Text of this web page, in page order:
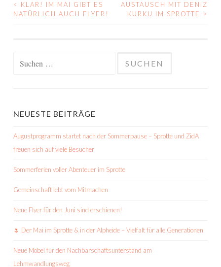
BEITRAGS-
<
KLAR! IM MAI GIBT ES
NATÜRLICH AUCH FLYER!
AUSTAUSCH MIT DENIZ
KURKU IM SPROTTE
>
NEUESTE BEITRÄGE
Augustprogramm startet nach der Sommerpause – Sprotte und ZidA
freuen sich auf viele Besucher
Sommerferien voller Abenteuer im Sprotte
Gemeinschaft lebt vom Mitmachen
Neue Flyer für den Juni sind erschienen!
🌷 Der Mai im Sprotte & in der Alpheide – Vielfalt für alle Generationen
Neue Möbel für den Nachbarschaftsunterstand am
Lehmwandlungsweg